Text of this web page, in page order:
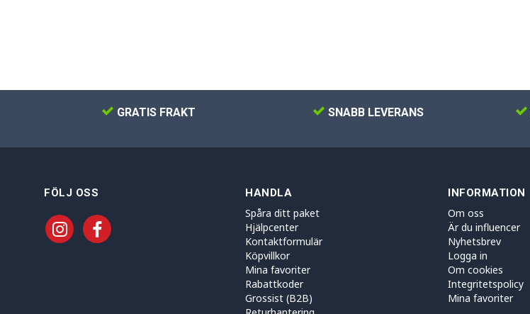
GRATIS FRAKT SNABB LEVERANS
FÖLJ OSS HANDLA
Spåra ditt paket
Hjälpcenter
Kontaktformulär
Köpvillkor
Mina favoriter
Rabattkoder
Grossist (B2B)
INFORMATION
Om oss
Är du influencer
Nyhetsbrev
Logga in
Om cookies
Integritetspolicy
Mina favoriter